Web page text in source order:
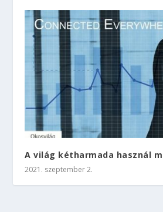
A világ kétharmada használ
2021. szeptember 2.